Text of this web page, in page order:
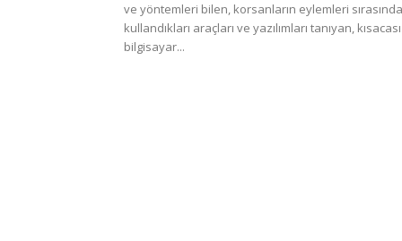
ve yöntemleri bilen, korsanların eylemleri sırasında
kullandıkları araçları ve yazılımları tanıyan, kısacası
bilgisayar...